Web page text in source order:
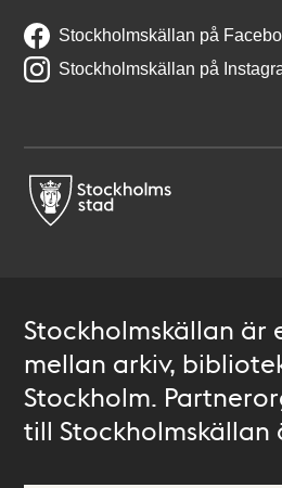
Stockholmskällan på
Stockholmskällan på
Stockholmskällan är
mellan arkiv,
Stockholm.
till Stockholmskällan